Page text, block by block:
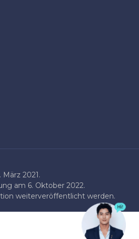
2021.
am 6. Oktober 2022.
weiterveröffentlicht werden.